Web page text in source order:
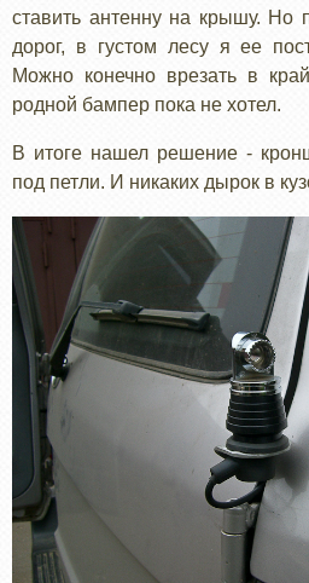
ставить антенну на крышу. Но
дорог, в густом лесу я ее
Можно конечно врезать в
родной бампер пока не хотел.
В итоге нашел решение -
под петли. И никаких дырок в